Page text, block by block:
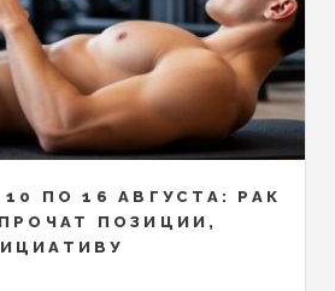
ПО 16 АВГУСТА: РАК
ПОЗИЦИИ,